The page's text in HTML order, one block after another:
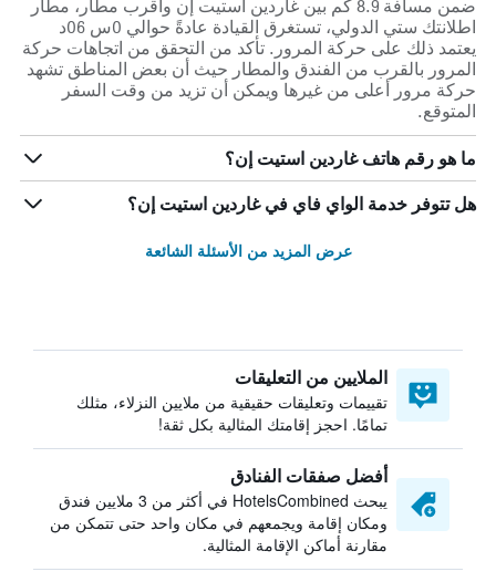
ضمن مسافة 8.9 كم بين غاردين استيت إن وأقرب مطار، مطار
اطلانتك ستي الدولي، تستغرق القيادة عادةً حوالي 0س 06د
يعتمد ذلك على حركة المرور. تأكد من التحقق من اتجاهات حركة
المرور بالقرب من الفندق والمطار حيث أن بعض المناطق تشهد
حركة مرور أعلى من غيرها ويمكن أن تزيد من وقت السفر
المتوقع.
ما هو رقم هاتف غاردين استيت إن؟
هل تتوفر خدمة الواي فاي في غاردين استيت إن؟
عرض المزيد من الأسئلة الشائعة
الملايين من التعليقات
تقييمات وتعليقات حقيقية من ملايين النزلاء، مثلك
تمامًا. احجز إقامتك المثالية بكل ثقة!
أفضل صفقات الفنادق
يبحث HotelsCombined في أكثر من 3 ملايين فندق
ومكان إقامة ويجمعهم في مكان واحد حتى تتمكن من
مقارنة أماكن الإقامة المثالية.